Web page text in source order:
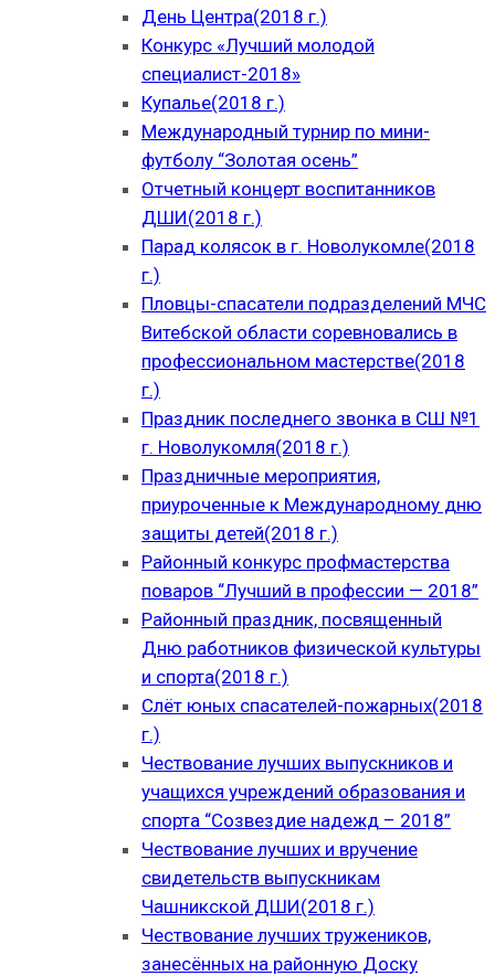
День Центра(2018 г.)
Конкурс «Лучший молодой
специалист-2018»
Купалье(2018 г.)
Международный турнир по мини-
футболу “Золотая осень”
Отчетный концерт воспитанников
ДШИ(2018 г.)
Парад колясок в г. Новолукомле(2018
г.)
Пловцы-спасатели подразделений МЧС
Витебской области соревновались в
профессиональном мастерстве(2018
г.)
Праздник последнего звонка в СШ №1
г. Новолукомля(2018 г.)
Праздничные мероприятия,
приуроченные к Международному дню
защиты детей(2018 г.)
Районный конкурс профмастерства
поваров “Лучший в профессии — 2018”
Районный праздник, посвященный
Дню работников физической культуры
и спорта(2018 г.)
Слёт юных спасателей-пожарных(2018
г.)
Чествование лучших выпускников и
учащихся учреждений образования и
спорта “Созвездие надежд – 2018”
Чествование лучших и вручение
свидетельств выпускникам
Чашникской ДШИ(2018 г.)
Чествование лучших тружеников,
занесённых на районную Доску